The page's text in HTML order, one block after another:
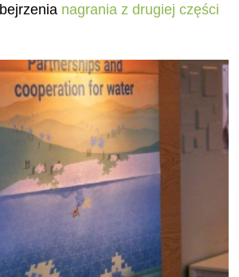
nagrania z drugiej części